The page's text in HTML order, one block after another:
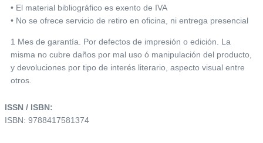
• El material bibliográfico es exento de IVA
• No se ofrece servicio de retiro en oficina, ni entrega presencial
1 Mes de garantía. Por defectos de impresión o edición. La
misma no cubre daños por mal uso ó manipulación del producto,
y devoluciones por tipo de interés literario, aspecto visual entre
otros.
ISSN / ISBN:
ISBN: 9788417581374